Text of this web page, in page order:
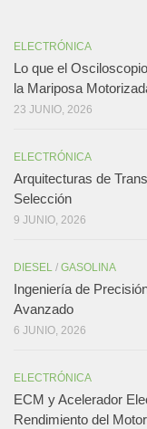
ELECTRÓNICA
Lo que el
la Mariposa
23 JUNIO, 2026
ELECTRÓNICA
Arquitecturas de
Selección
9 JUNIO, 2026
DIESEL / GASOLINA
Ingeniería de
Avanzado
6 JUNIO, 2026
ELECTRÓNICA
ECM y Acelerador
Rendimiento del Motor